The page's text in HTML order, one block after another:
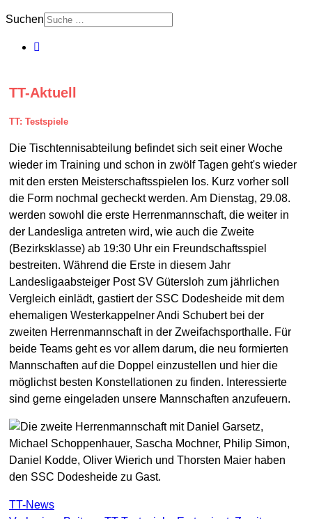
Suchen
TT-Aktuell
TT: Testspiele
Die Tischtennisabteilung befindet sich seit einer Woche
wieder im Training und schon in zwölf Tagen geht's wieder
mit den ersten Meisterschaftsspielen los. Kurz vorher soll
die Form nochmal gecheckt werden. Am Dienstag, 29.08.
werden sowohl die erste Herrenmannschaft, die weiter in
der Landesliga antreten wird, wie auch die Zweite
(Bezirksklasse) ab 19:30 Uhr ein Freundschaftsspiel
bestreiten. Während die Erste in diesem Jahr
Landesligaabsteiger Post SV Gütersloh zum jährlichen
Vergleich einlädt, gastiert der SSC Dodesheide mit dem
ehemaligen Westerkappelner Andi Schubert bei der
zweiten Herrenmannschaft in der Zweifachsporthalle. Für
beide Teams geht es vor allem darum, die neu formierten
Mannschaften auf die Doppel einzustellen und hier die
möglichst besten Konstellationen zu finden. Interessierte
sind gerne eingeladen unsere Mannschaften anzufeuern.
TT-News